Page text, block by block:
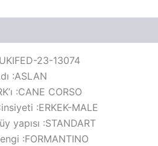
23-13074
:ASLAN
:CANE CORSO
:ERKEK-MALE
yapısı :STANDART
:FORMANTINO